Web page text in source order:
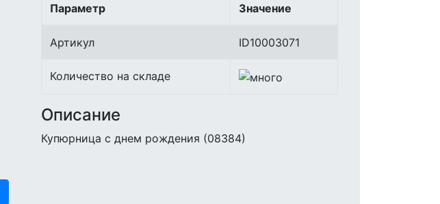
Параметр Значение
Артикул ID10003071
Количество на складе
Описание
Купюрница с днем рождения (08384)